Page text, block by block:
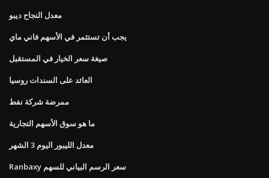
معدل النجاح ديبو
يجب أن تستثمر في الأسهم فاني ماي
صيغة سعر الخيار في المستقبل
العائد على السندات روسيا
ممرضة شركة نفط
ما هو سوق الأسهم التجارية
معدل الليبور اليوم 3 الشهر
Ranbaxy سعر الرسم البياني للسهم